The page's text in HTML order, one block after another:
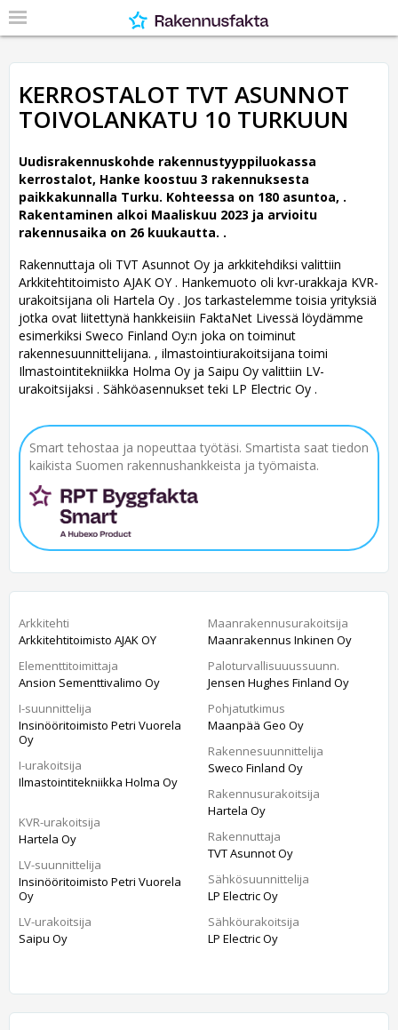
KERROSTALOT TVT ASUNNOT
TOIVOLANKATU 10 TURKUUN
Uudisrakennuskohde rakennustyyppiluokassa
kerrostalot, Hanke koostuu 3 rakennuksesta
paikkakunnalla Turku. Kohteessa on 180 asuntoa, .
Rakentaminen alkoi Maaliskuu 2023 ja arvioitu
rakennusaika on 26 kuukautta. .
Rakennuttaja oli TVT Asunnot Oy ja arkkitehdiksi valittiin
Arkkitehtitoimisto AJAK OY . Hankemuoto oli kvr-urakkaja KVR-
urakoitsijana oli Hartela Oy . Jos tarkastelemme toisia yrityksiä
jotka ovat liitettynä hankkeisiin FaktaNet Livessä löydämme
esimerkiksi Sweco Finland Oy:n joka on toiminut
rakennesuunnittelijana. , ilmastointiurakoitsijana toimi
Ilmastointitekniikka Holma Oy ja Saipu Oy valittiin LV-
urakoitsijaksi . Sähköasennukset teki LP Electric Oy .
Smart tehostaa ja nopeuttaa työtäsi. Smartista saat tiedon
kaikista Suomen rakennushankkeista ja työmaista.
Arkkitehti
Arkkitehtitoimisto AJAK OY
Elementtitoimittaja
Ansion Sementtivalimo Oy
I-suunnittelija
Insinööritoimisto Petri Vuorela
Oy
I-urakoitsija
Ilmastointitekniikka Holma Oy
KVR-urakoitsija
Hartela Oy
LV-suunnittelija
Insinööritoimisto Petri Vuorela
Oy
LV-urakoitsija
Saipu Oy
Maanrakennusurakoitsija
Maanrakennus Inkinen Oy
Paloturvallisuuussuunn.
Jensen Hughes Finland Oy
Pohjatutkimus
Maanpää Geo Oy
Rakennesuunnittelija
Sweco Finland Oy
Rakennusurakoitsija
Hartela Oy
Rakennuttaja
TVT Asunnot Oy
Sähkösuunnittelija
LP Electric Oy
Sähköurakoitsija
LP Electric Oy